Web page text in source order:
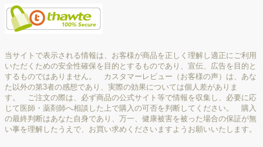
当サイトで表示される情報は、お客様が商品を正しく理解し適正にご利用
いただくための安全性確保を目的とするものであり、宣伝、広告を目的と
するものではありません。 カスタマーレビュー（お客様の声）は、あな
た以外の第3者の感想であり、実際の効果については個人差がありま
す。 ご注文の際は、必ず商品の公式サイト等で情報を収集し、必要に応
じて医師・薬剤師へ相談した上で購入の可否を判断してください。 購入
の最終判断はあなた自身であり、万一、健康被害を被った場合の保証が無
い事を理解したうえで、お買い求めくださいますようお願いいたします。